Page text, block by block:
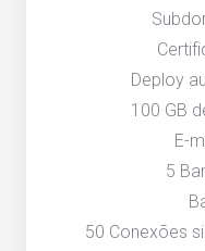
Deploy
100 GB
E-
5
50 Conexões